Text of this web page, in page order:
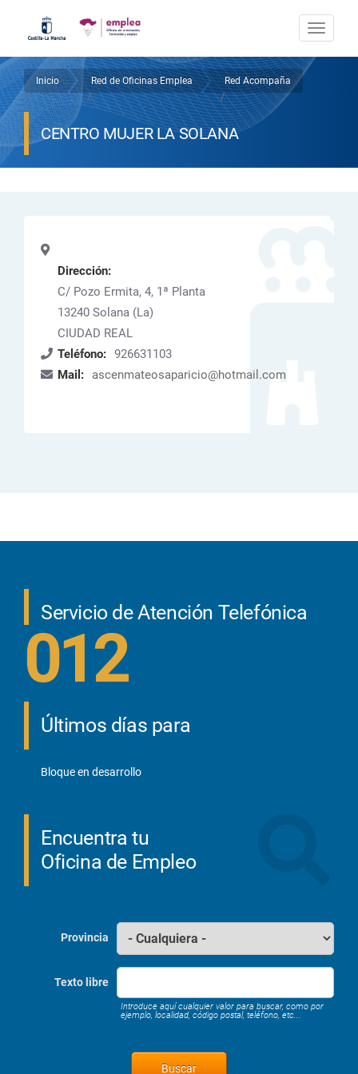
principal
Sobrescribir
enlaces
la
navegación
Inicio
/
Red de Oficinas Emplea
/
Red Acompaña
/
CENTRO MUJER LA SOLANA
Dirección:
C/ Pozo Ermita, 4, 1ª Planta
13240 Solana (La)
CIUDAD REAL
Teléfono: 926631103
Mail:
ascenmateosaparicio@hotmail.com
Servicio de Atención Telefónica
012
Últimos días para
Bloque en desarrollo
Encuentra tu
Oficina de Empleo
Provincia
Texto libre
Introduce aquí cualquier valor para buscar, como por
ejemplo, localidad, código postal, teléfono, etc...